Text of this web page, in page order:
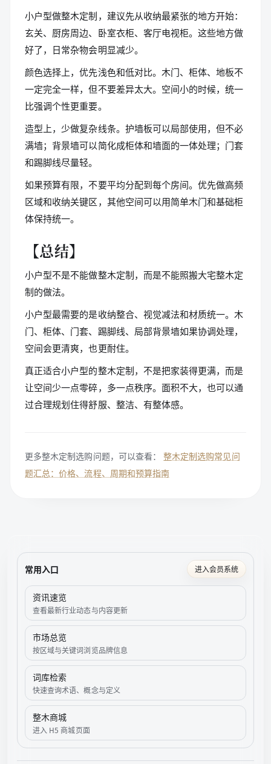
小户型做整木定制，建议先从收纳最紧张的地方开始：
玄关、厨房周边、卧室衣柜、客厅电视柜。这些地方做
好了，日常杂物会明显减少。
颜色选择上，优先浅色和低对比。木门、柜体、地板不
一定完全一样，但不要差异太大。空间小的时候，统一
比强调个性更重要。
造型上，少做复杂线条。护墙板可以局部使用，但不必
满墙；背景墙可以简化成柜体和墙面的一体处理；门套
和踢脚线尽量轻。
如果预算有限，不要平均分配到每个房间。优先做高频
区域和收纳关键区，其他空间可以用简单木门和基础柜
体保持统一。
【总结】
小户型不是不能做整木定制，而是不能照搬大宅整木定
制的做法。
小户型最需要的是收纳整合、视觉减法和材质统一。木
门、柜体、门套、踢脚线、局部背景墙如果协调处理，
空间会更清爽，也更耐住。
真正适合小户型的整木定制，不是把家装得更满，而是
让空间少一点零碎，多一点秩序。面积不大，也可以通
过合理规划住得舒服、整洁、有整体感。
更多整木定制选购问题，可以查看：
整木定制选购常见问
题汇总：价格、流程、周期和预算指南
常用入口 进入会员系统
资讯速览
查看最新行业动态与内容更新
市场总览
按区域与关键词浏览品牌信息
词库检索
快速查询术语、概念与定义
整木商城
进入 H5 商城页面